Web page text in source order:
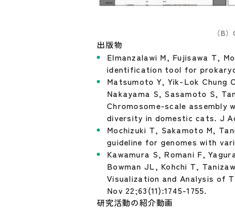
（B
出版物
Elmanzalawi M, Fujisawa T,
identification tool for
Matsumoto Y, Yik-Lok Chung
Nakayama S, Sasamoto S,
Chromosome-scale
diversity in domestic cats. J
Mochizuki T, Sakamoto M,
guideline for genomes with
Kawamura S, Romani F,
Bowman JL, Kohchi T,
Visualization and Analysis of
Nov 22;63(11):1745-1755.
研究活動の紹介動画